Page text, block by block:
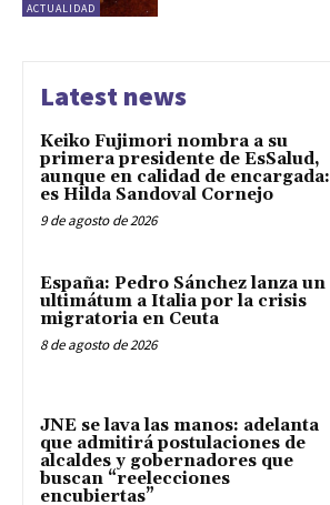
ACTUALIDAD
Latest news
Keiko Fujimori nombra a su
primera presidente de EsSalud,
aunque en calidad de encargada:
es Hilda Sandoval Cornejo
9 de agosto de 2026
España: Pedro Sánchez lanza un
ultimátum a Italia por la crisis
migratoria en Ceuta
8 de agosto de 2026
JNE se lava las manos: adelanta
que admitirá postulaciones de
alcaldes y gobernadores que
buscan “reelecciones
encubiertas”